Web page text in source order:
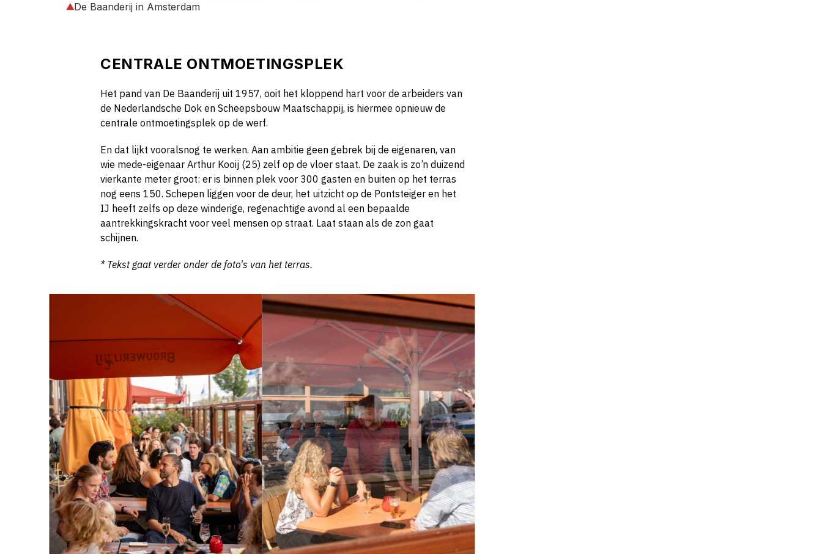
De Baanderij in Amsterdam
CENTRALE ONTMOETINGSPLEK
Het pand van De Baanderij uit 1957, ooit het kloppend hart voor de arbeiders van
de Nederlandsche Dok en Scheepsbouw Maatschappij, is hiermee opnieuw de
centrale ontmoetingsplek op de werf.
En dat lijkt vooralsnog te werken. Aan ambitie geen gebrek bij de eigenaren, van
wie mede-eigenaar Arthur Kooij (25) zelf op de vloer staat. De zaak is zo’n duizend
vierkante meter groot: er is binnen plek voor 300 gasten en buiten op het terras
nog eens 150. Schepen liggen voor de deur, het uitzicht op de Pontsteiger en het
IJ heeft zelfs op deze winderige, regenachtige avond al een bepaalde
aantrekkingskracht voor veel mensen op straat. Laat staan als de zon gaat
schijnen.
* Tekst gaat verder onder de foto's van het terras.